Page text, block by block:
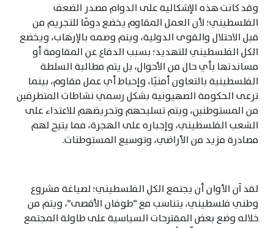
وقد كانت هذه الإشكالية على الدوام مصدر الضعف
الفلسطيني؛ لأن العمل المقاوم يخضع دومًا للتجريم من
قبل الاحتلال والقوى الدولية، ويتم وصمه بالإرهاب، ويخضع
الكل الفلسطيني للتهديد؛ بسبب الدفاع عن المقاومة أو
مساندتها بأي حال من الأحوال، بل يتم مطالبة السلطة
الفلسطينية بالتعاون أمنيًا، وإحباط أي عمل مقاوم، بينما
ترعى الحكومة الصهيونية بشكل رسمي نشاطات المتطرفين
من المستوطنين، ويتم تسليحهم وتحريضهم للاعتداء على
الشعب الفلسطيني، وإجباره على الهجرة، مما يتيح لهم
مصادرة مزيد من الأراضي، وتوسيع المستوطنات.
لقد آن الأوان أن يجتمع الكل الفلسطيني؛ لصياغة مشروع
وطني فلسطيني، يتناسب مع "طوفان الأقصى"، ويتم من
خلاله وضع بعض المقترحات السياسية على طاولة المجتمع